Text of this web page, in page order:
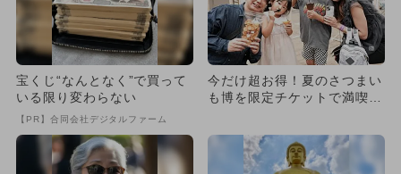
宝くじ“なんとなく”で買って
いる限り変わらない
【PR】合同会社デジタルファーム
今だけ超お得！夏のさつまい
も博を限定チケットで満喫